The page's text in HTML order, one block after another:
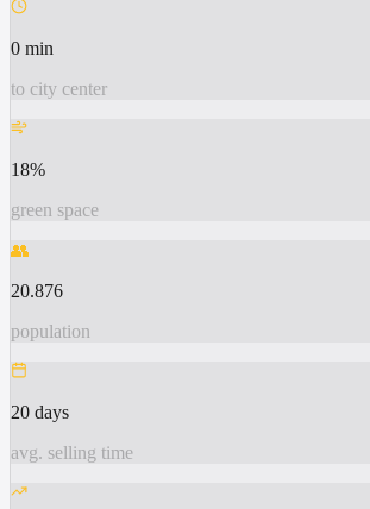
0 min
to city center
18%
green space
👥
20.876
population
20 days
avg. selling time